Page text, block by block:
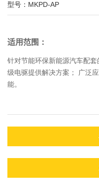
型号：MKPD-AP
适用范围：
针对节能环保新能源汽车配
级电驱提供解决方案； 广泛
能。